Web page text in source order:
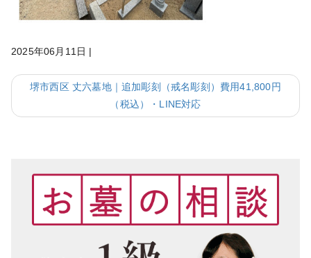
2025年06月11日 |
堺市西区 丈六墓地｜追加彫刻（戒名彫刻）費用41,800円
（税込）・LINE対応